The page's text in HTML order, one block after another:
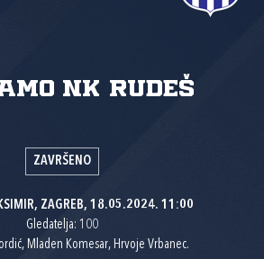
NK Rudeš
ZAVRŠENO
ZAGREB, 18.05.2024. 11:00
Gledatelja: 100
Mladen Komesar, Hrvoje Vrbanec.